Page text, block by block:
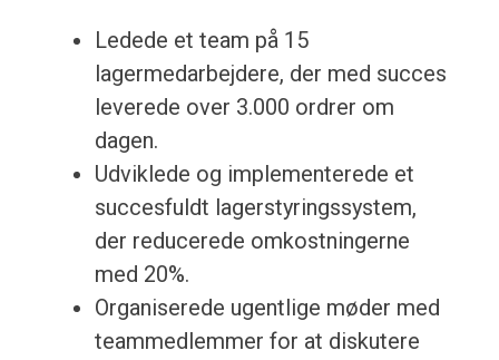
Ledede et team på 15
lagermedarbejdere, der med succes
leverede over 3.000 ordrer om
dagen.
Udviklede og implementerede et
succesfuldt lagerstyringssystem,
der reducerede omkostningerne
med 20%.
Organiserede ugentlige møder med
teammedlemmer for at diskutere